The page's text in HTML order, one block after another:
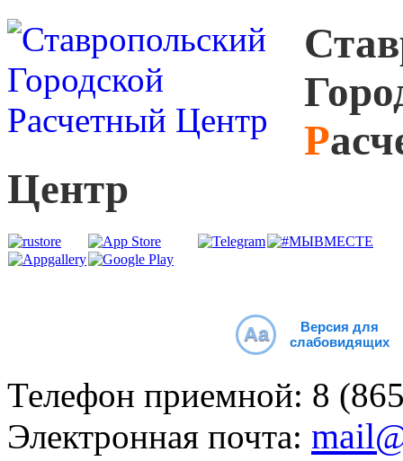
С
Г
Р
Центр
Aa
Версия для
слабовидящих
Телефон приемной: 8
Электронная почта: